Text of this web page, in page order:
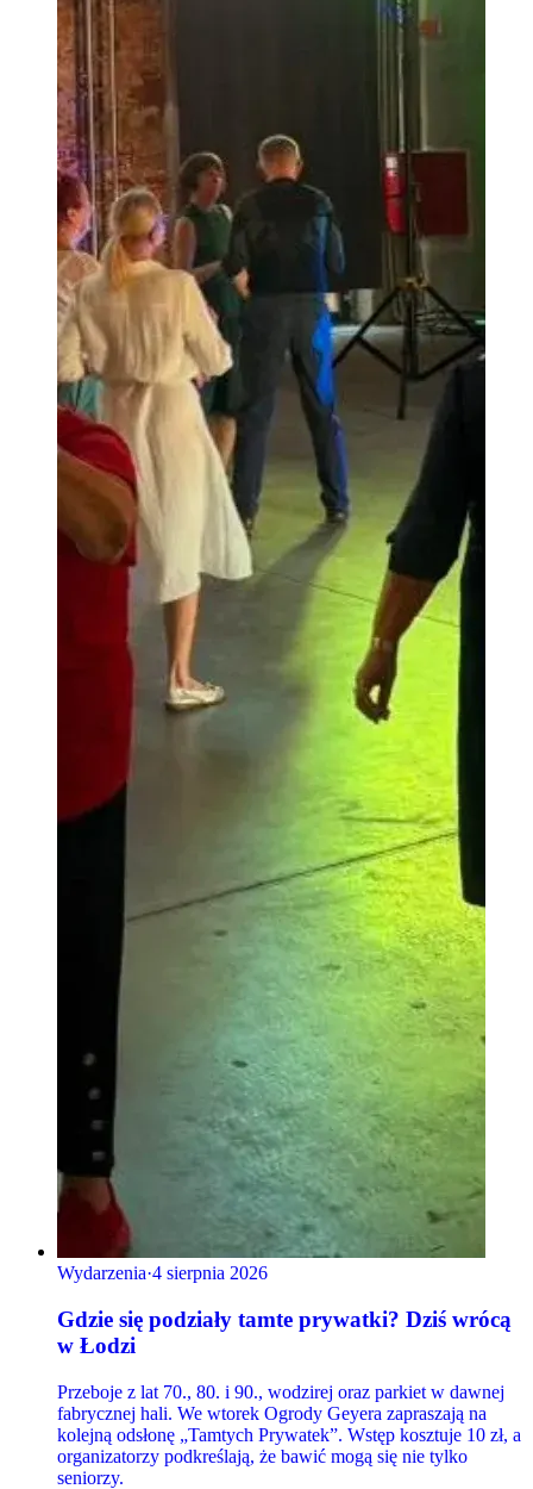
Wydarzenia·4 sierpnia 2026
Gdzie się podziały tamte prywatki? Dziś wrócą
w Łodzi
Przeboje z lat 70., 80. i 90., wodzirej oraz parkiet w dawnej
fabrycznej hali. We wtorek Ogrody Geyera zapraszają na
kolejną odsłonę „Tamtych Prywatek”. Wstęp kosztuje 10 zł, a
organizatorzy podkreślają, że bawić mogą się nie tylko
seniorzy.